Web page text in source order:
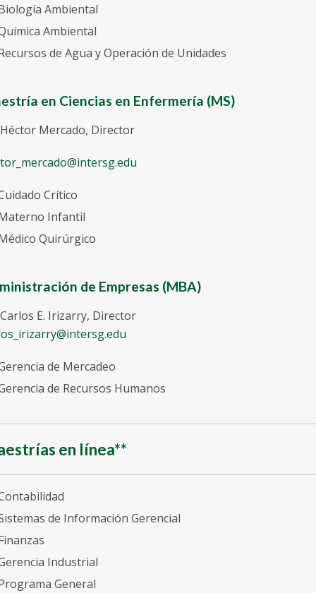
Ambiental
Ambiental
de Agua y Operación de Unidades
en Ciencias en Enfermería (MS)
Mercado, Director
Crítico
Infantil
Quirúrgico
de Empresas (MBA)
E. Irizarry, Director
de Mercadeo
de Recursos Humanos
en línea**
de Información Gerencial
Industrial
General